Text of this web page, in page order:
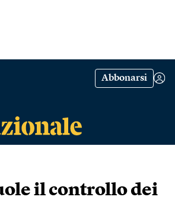
Abbonarsi
il controllo dei